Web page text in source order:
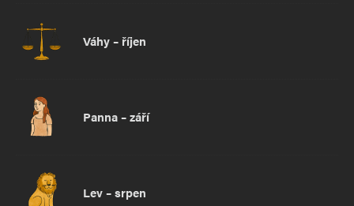
Váhy – říjen
Panna – září
Lev – srpen